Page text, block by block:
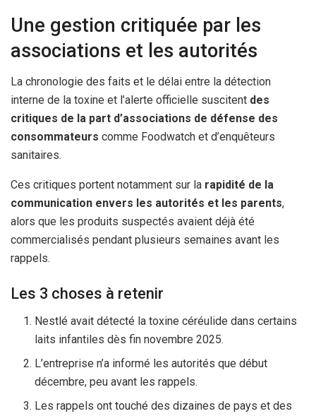
Une gestion critiquée par les
associations et les autorités
La chronologie des faits et le délai entre la détection
interne de la toxine et l’alerte officielle suscitent des
critiques de la part d’associations de défense des
consommateurs comme Foodwatch et d’enquêteurs
sanitaires.
Ces critiques portent notamment sur la rapidité de la
communication envers les autorités et les parents,
alors que les produits suspectés avaient déjà été
commercialisés pendant plusieurs semaines avant les
rappels.
Les 3 choses à retenir
Nestlé avait détecté la toxine céréulide dans certains
laits infantiles dès fin novembre 2025.
L’entreprise n’a informé les autorités que début
décembre, peu avant les rappels.
Les rappels ont touché des dizaines de pays et des